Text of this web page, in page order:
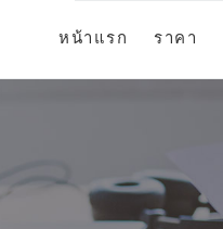
หน้าแรก ราคา